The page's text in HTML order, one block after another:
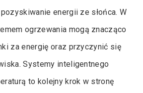
energii ze słońca. W
ogrzewania mogą znacząco
za energię oraz przyczynić się
Systemy inteligentnego
to kolejny krok w stronę